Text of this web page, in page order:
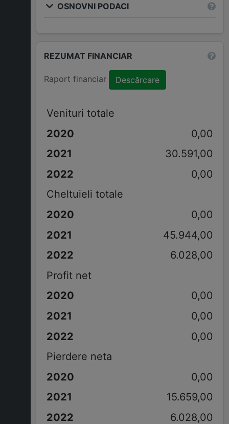
OSNOVNI PODACI
REZUMAT FINANCIAR
Raport financiar Descărcare
Venituri totale
0,00
30.591,00
0,00
Cheltuieli totale
0,00
45.944,00
6.028,00
Profit net
0,00
0,00
0,00
Pierdere neta
0,00
15.659,00
6.028,00